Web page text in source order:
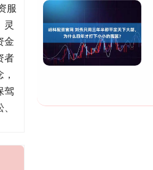
服
灵
金
者
驾